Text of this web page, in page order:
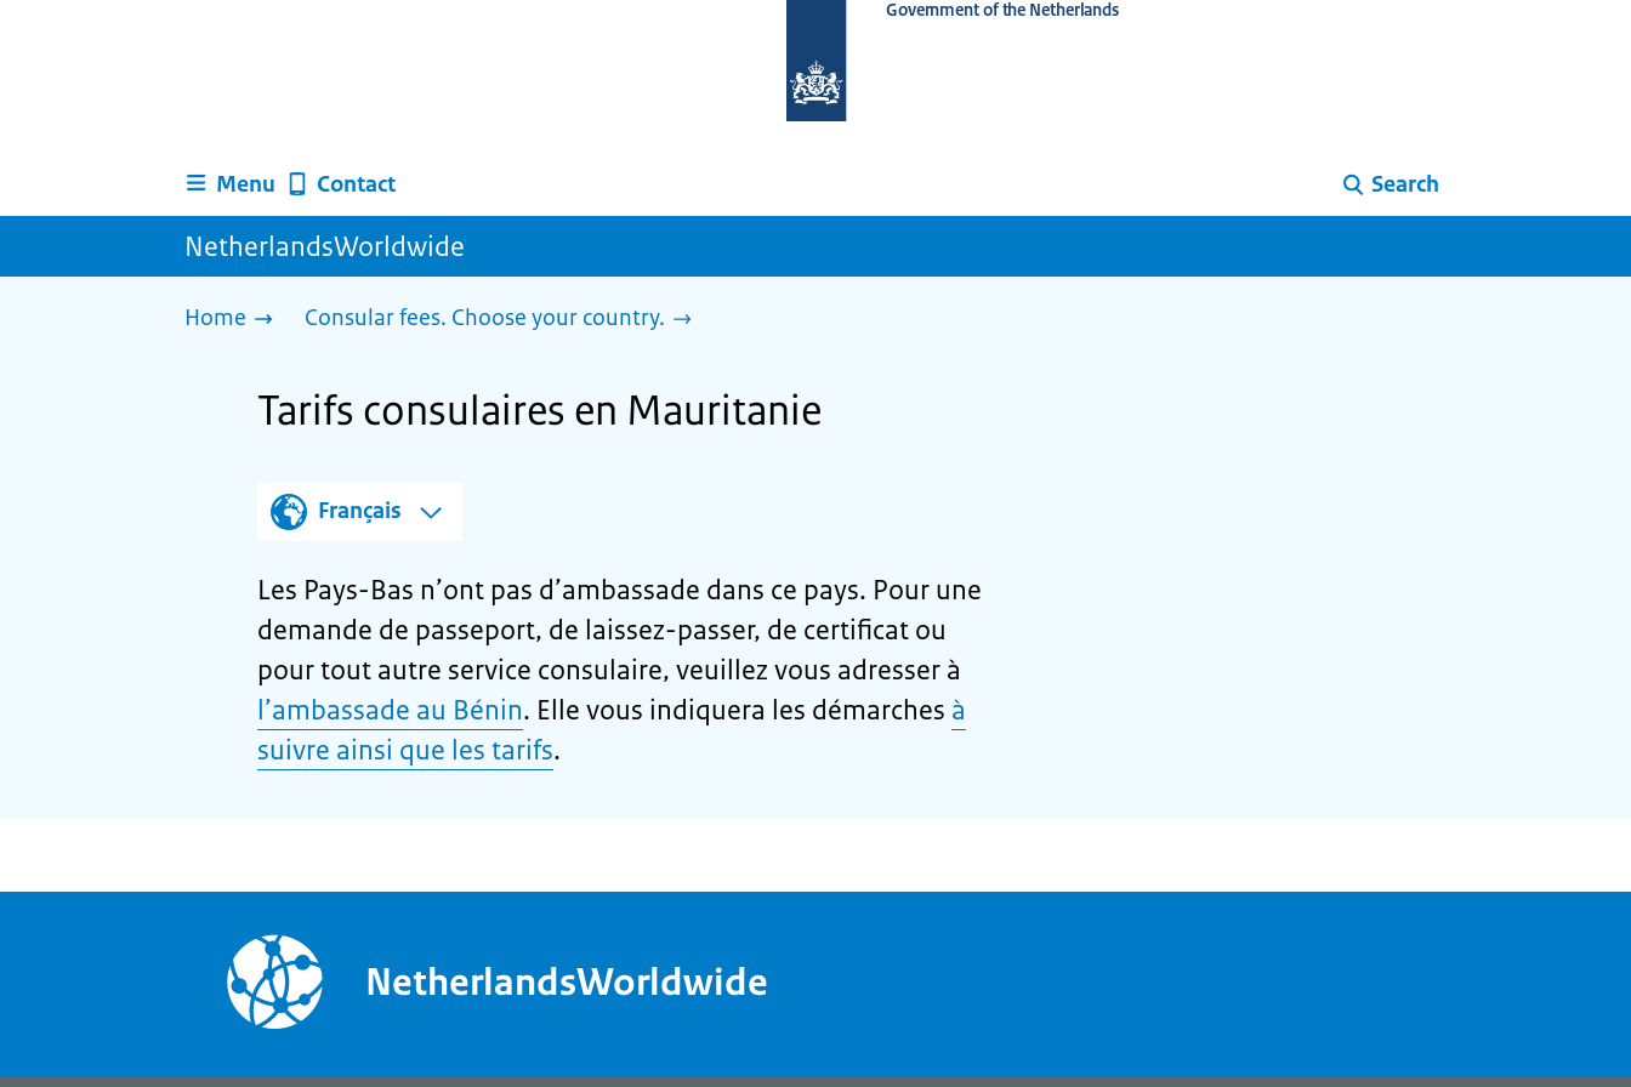
homepage
Government of the Netherlands
Menu Contact Search
NetherlandsWorldwide
Home Consular fees. Choose your country.
Tarifs consulaires en Mauritanie
Français
Les Pays-Bas n’ont pas d’ambassade dans ce pays. Pour une
demande de passeport, de laissez-passer, de certificat ou
pour tout autre service consulaire, veuillez vous adresser à
l’ambassade au Bénin. Elle vous indiquera les démarches à
suivre ainsi que les tarifs.
NetherlandsWorldwide